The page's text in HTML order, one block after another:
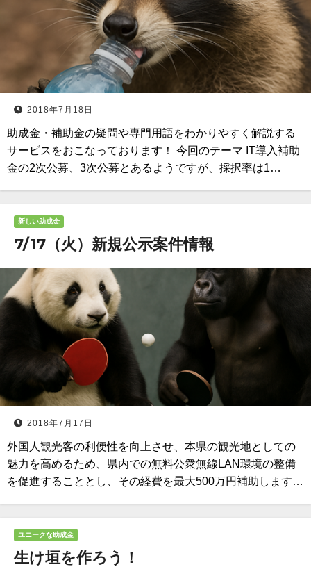
2018年7月18日
助成金・補助金の疑問や専門用語をわかりやすく解説する
サービスをおこなっております！ 今回のテーマ IT導入補助
金の2次公募、3次公募とあるようですが、採択率は1…
新しい助成金
7/17（火）新規公示案件情報
2018年7月17日
外国人観光客の利便性を向上させ、本県の観光地としての
魅力を高めるため、県内での無料公衆無線LAN環境の整備
を促進することとし、その経費を最大500万円補助します…
ユニークな助成金
生け垣を作ろう！